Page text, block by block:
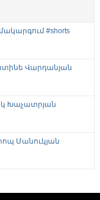
#shorts
Վարդանյան
Խաչատրյան
Մանուկյան